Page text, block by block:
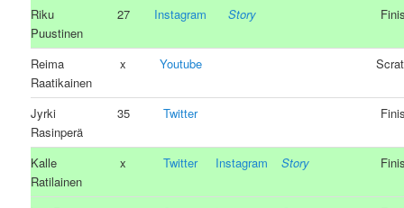
Riku
Puustinen
27 Instagram Story
Reima
Raatikainen
x Youtube
Jyrki
Rasinperä
35 Twitter
Kalle
Ratilainen
x Twitter Instagram Story